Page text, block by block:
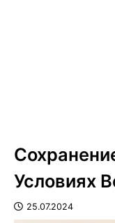
Условиях
25.07.2024